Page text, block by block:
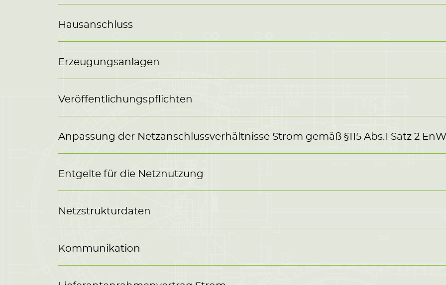
Hausanschluss
Erzeugungsanlagen
Veröffentlichungspflichten
Anpassung der Netzanschlussverhältnisse Strom gemäß §115 Abs.1 Satz 2
Entgelte für die Netznutzung
Netzstrukturdaten
Kommunikation